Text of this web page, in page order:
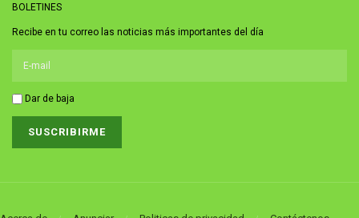
BOLETINES
Recibe en tu correo las noticias más importantes del día
Dar de baja